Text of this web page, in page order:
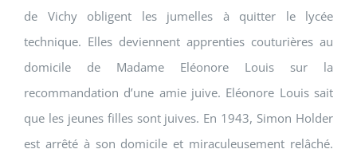
de Vichy obligent les jumelles à quitter le lycée
technique. Elles deviennent apprenties couturières au
domicile de Madame Eléonore Louis sur la
recommandation d’une amie juive. Eléonore Louis sait
que les jeunes filles sont juives. En 1943, Simon Holder
est arrêté à son domicile et miraculeusement relâché.